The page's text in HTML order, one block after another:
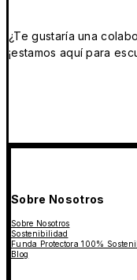
¿Te gustaría una
¡estamos aquí para
Sobre Nosotros
Sobre Nosotros
Sostenibilidad
Funda Protectora 100%
Blog